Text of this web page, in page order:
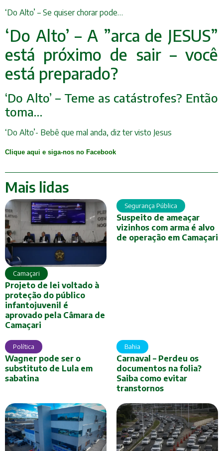
‘Do Alto’ – Se quiser chorar pode…
‘Do Alto’ – A ”arca de JESUS”
está próximo de sair – você
está preparado?
‘Do Alto’ – Teme as catástrofes? Então
toma…
‘Do Alto’- Bebê que mal anda, diz ter visto Jesus
Clique aqui e siga-nos no Facebook
Mais lidas
Camaçari
Projeto de lei voltado à
proteção do público
infantojuvenil é
aprovado pela Câmara de
Camaçari
Segurança Pública
Suspeito de ameaçar
vizinhos com arma é alvo
de operação em Camaçari
Política
Wagner pode ser o
substituto de Lula em
sabatina
Bahia
Carnaval – Perdeu os
documentos na folia?
Saiba como evitar
transtornos